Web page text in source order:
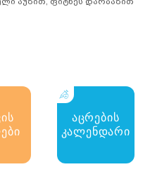
აცრების
კალენდარი